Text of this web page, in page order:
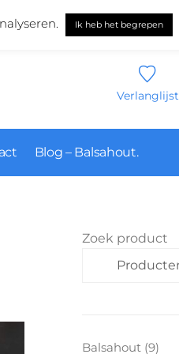
Verlanglijst
Blog – Balsahout.
Zoek product
Zoeken
Balsahout 99
Ik heb het begrepen